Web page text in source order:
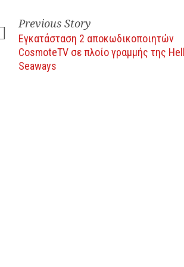
Previous Story
Εγκατάσταση 2 αποκωδικοποιητών
CosmoteTV σε πλοίο γραμμής της
Seaways